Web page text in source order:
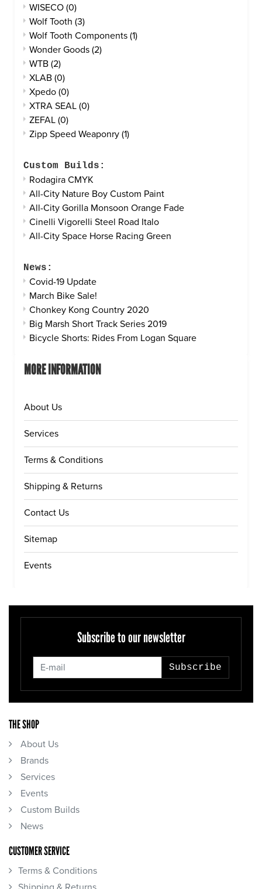
WISECO (0)
Wolf Tooth (3)
Wolf Tooth Components (1)
Wonder Goods (2)
WTB (2)
XLAB (0)
Xpedo (0)
XTRA SEAL (0)
ZEFAL (0)
Zipp Speed Weaponry (1)
Custom Builds:
Rodagira CMYK
All-City Nature Boy Custom Paint
All-City Gorilla Monsoon Orange Fade
Cinelli Vigorelli Steel Road Italo
All-City Space Horse Racing Green
News:
Covid-19 Update
March Bike Sale!
Chonkey Kong Country 2020
Big Marsh Short Track Series 2019
Bicycle Shorts: Rides From Logan Square
MORE INFORMATION
About Us
Services
Terms & Conditions
Shipping & Returns
Contact Us
Sitemap
Events
Subscribe to our newsletter
Subscribe
THE SHOP
About Us
Brands
Services
Events
Custom Builds
News
CUSTOMER SERVICE
Terms & Conditions